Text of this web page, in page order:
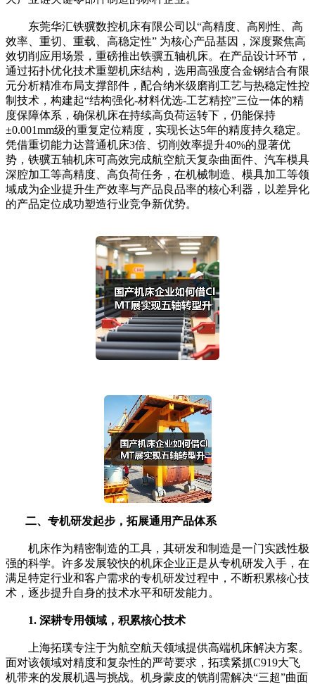
东莞华汇铁骥数控机床有限公司以“高精度、高刚性、高
效率、重切、重载、高稳定性” 为核心产品基因，深度聚焦高
效切削应用场景，重磅推出铁骥五轴机床。在产品设计环节，
通过拓扑优化技术重塑机床结构，选用高强度合金钢结合有限
元分析精准布局支撑部件，配合纳米级磨削工艺与热稳定性控
制技术，构建起“结构强化-材料优选-工艺精控”三位一体的精
度保障体系，确保机床在持续高负荷运转下，仍能保持
±0.001mm级的重复定位精度，实现长达5年的精度持久稳定。
凭借重切能力达普通机床3倍、切削效率提升40%的显著优
势，铁骥五轴机床可高效完成航空航天复杂曲面件、汽车模具
深腔加工等高精度、高负荷任务，在机械制造、模具加工等领
域成为企业提升生产效率与产品良品率的核心利器，以差异化
的产品定位成功塑造行业竞争新优势。
二、专机研发起步，拓展通用产品体系
机床作为精密制造的工具，其研发和制造是一门实践性极
强的科学。许多发展较快的机床企业正是从专机研发入手，在
满足特定行业和客户需求的专机研发过程中，不断积累核心技
术，逐步提升自身的技术水平和研发能力。
1. 深耕专用领域，积累核心技术
上海拓璞专注于为航空航天领域提供高端机床解决方案。
面对该领域对精度和复杂性的严苛要求，拓璞紧抓C919大飞
机带来的发展机遇与挑战。机身蒙皮的铣削需解决“三超”曲面